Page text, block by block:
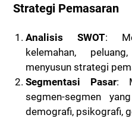
Strategi Pemasaran
Analisis SWOT:
kelemahan,
menyusun strategi
Segmentasi Pasar:
segmen-segmen
demografi, psikografi,